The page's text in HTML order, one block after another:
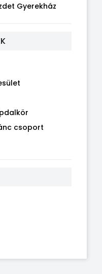
Gyerekház
csoport